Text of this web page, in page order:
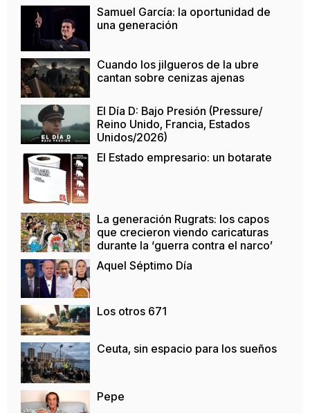
Samuel García: la oportunidad de
una generación
Cuando los jilgueros de la ubre
cantan sobre cenizas ajenas
El Día D: Bajo Presión (Pressure/
Reino Unido, Francia, Estados
Unidos/2026)
El Estado empresario: un botarate
La generación Rugrats: los capos
que crecieron viendo caricaturas
durante la ‘guerra contra el narco’
Aquel Séptimo Día
Los otros 671
Ceuta, sin espacio para los sueños
Pepe